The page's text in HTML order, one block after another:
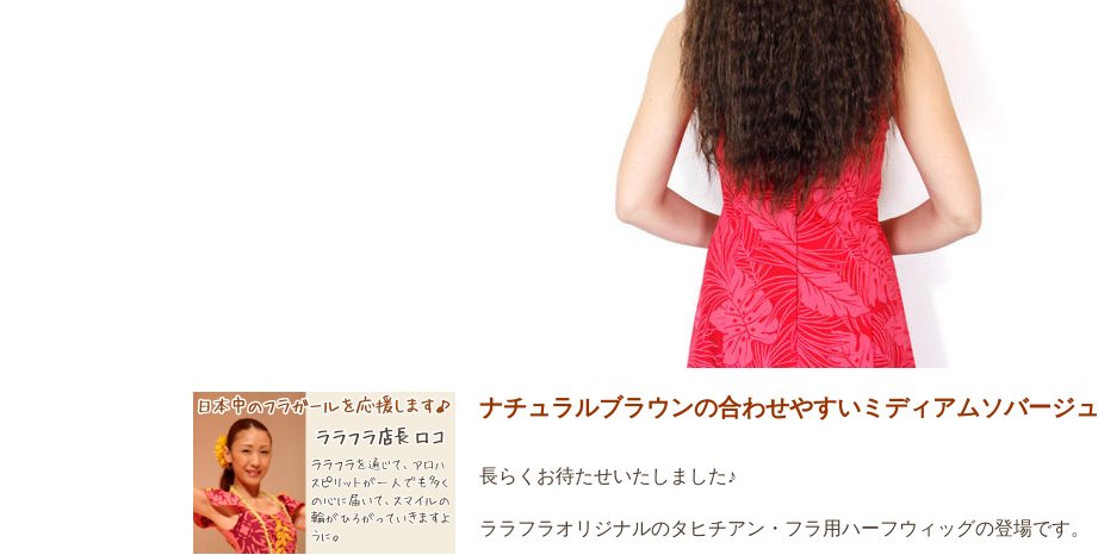
ナチュラルブラウンの合わせやすいミディアムソバージュ
長らくお待たせいたしました♪
ララフラオリジナルのタヒチアン・フラ用ハーフウィッグの登場です。